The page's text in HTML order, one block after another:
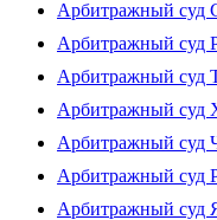
Арбитражный суд
Арбитражный суд
Арбитражный суд
Арбитражный суд
Арбитражный суд
Арбитражный суд
Арбитражный суд